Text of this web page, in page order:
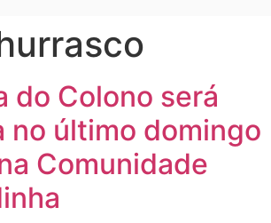
do Colono será
no último domingo
Comunidade